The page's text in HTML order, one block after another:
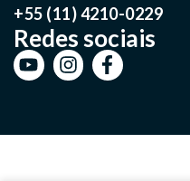
+55 (11) 4210-0229
Redes sociais